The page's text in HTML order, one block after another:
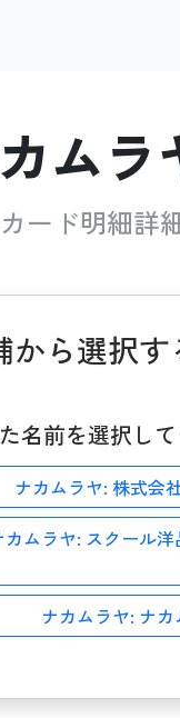
ムラ
ード明細詳
から選択す
名前を選択して
ナカムラヤ: 株式会
カムラヤ: スクール
ナカムラヤ: ナカ